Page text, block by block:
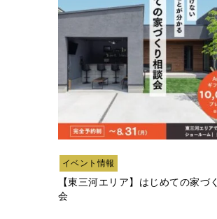
イベント情報
【東三河エリア】はじめての家づ
会